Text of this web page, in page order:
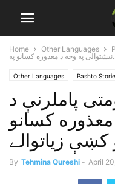
Home Other Languages
په...
Other Languages Pashto
پاملرنې د
کسانو
کښې زياتوالے
By Tehmina Qureshi - April